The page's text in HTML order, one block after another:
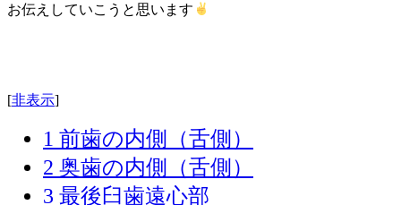
お伝えしていこうと思います
[非表示]
1 前歯の内側（舌側）
2 奥歯の内側（舌側）
3 最後臼歯遠心部